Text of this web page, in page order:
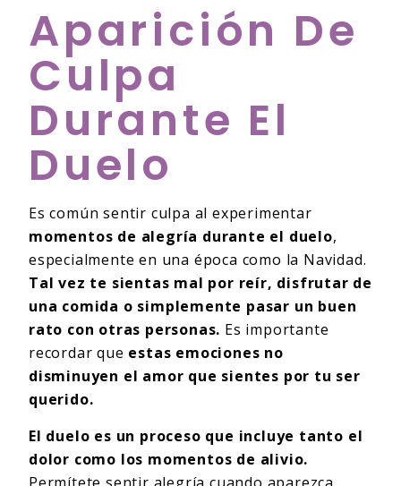
Aparición De
Culpa
Durante El
Duelo
Es común sentir culpa al experimentar
momentos de alegría durante el duelo,
especialmente en una época como la Navidad.
Tal vez te sientas mal por reír, disfrutar de
una comida o simplemente pasar un buen
rato con otras personas. Es importante
recordar que estas emociones no
disminuyen el amor que sientes por tu ser
querido.
El duelo es un proceso que incluye tanto el
dolor como los momentos de alivio.